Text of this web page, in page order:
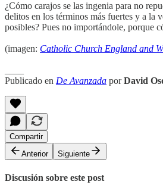
¿Cómo carajos se las ingenia para no
delitos en los términos más fuertes y a la
posibles? Pues no importándole, porque
(imagen: Catholic Church England and
Publicado en De Avanzada porDavid
Compartir
Anterior
Siguiente
Discusión sobre este post